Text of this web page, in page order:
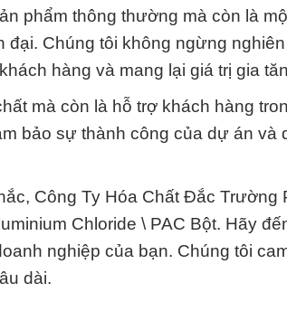
phẩm thông thường mà còn là
đại. Chúng tôi không ngừng
hàng và mang lại giá trị gia
mà còn là hỗ trợ khách hàng
bảo sự thành công của dự án và
Công Ty Hóa Chất Đắc Trường
Chloride \ PAC Bột. Hãy
nghiệp của bạn. Chúng tôi
dài.